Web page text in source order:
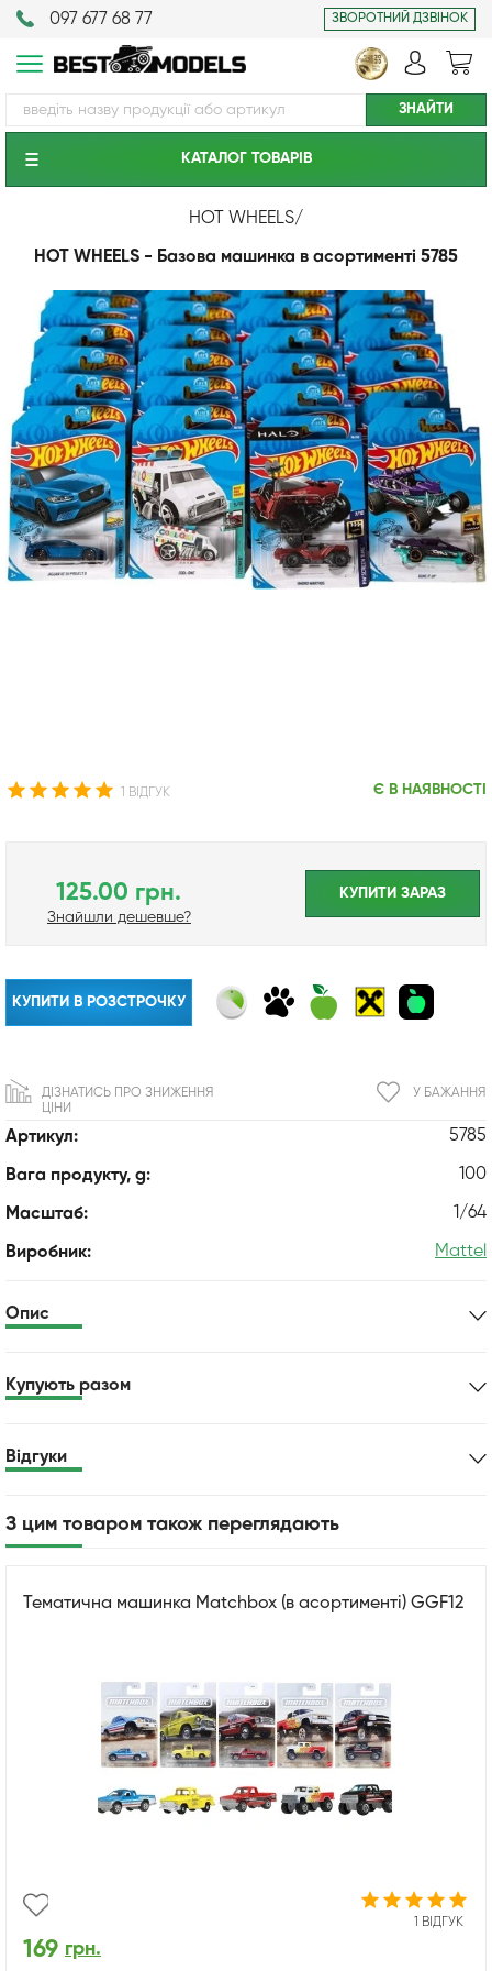
097 677 68 77 ЗВОРОТНИЙ ДЗВІНОК
КАТАЛОГ ТОВАРIВ
HOT WHEELS/
HOT WHEELS - Базова машинка в асортименті 5785
1 ВІДГУК Є В НАЯВНОСТІ
Артикул: 5785
Вага продукту, g: 100
Масштаб: 1/64
Виробник: Mattel
125.00 грн.
Знайшли дешевше?
КУПИТИ ЗАРАЗ
КУПИТИ В РОЗСТРОЧКУ
У БАЖАННЯ
ДІЗНАТИСЬ ПРО ЗНИЖЕННЯ
ЦІНИ
Опис
Купують разом
Відгуки
З цим товаром також переглядають
Тематична машинка Matchbox (в асортименті) GGF12
1 ВІДГУК
169 грн.